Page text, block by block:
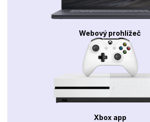
Webový prohlížeč
Xbox app